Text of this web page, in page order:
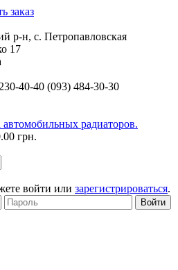
заказ
р-н, с. Петропавловская
17
40-40 (093) 484-30-30
грн.
войти или зарегистрироваться.